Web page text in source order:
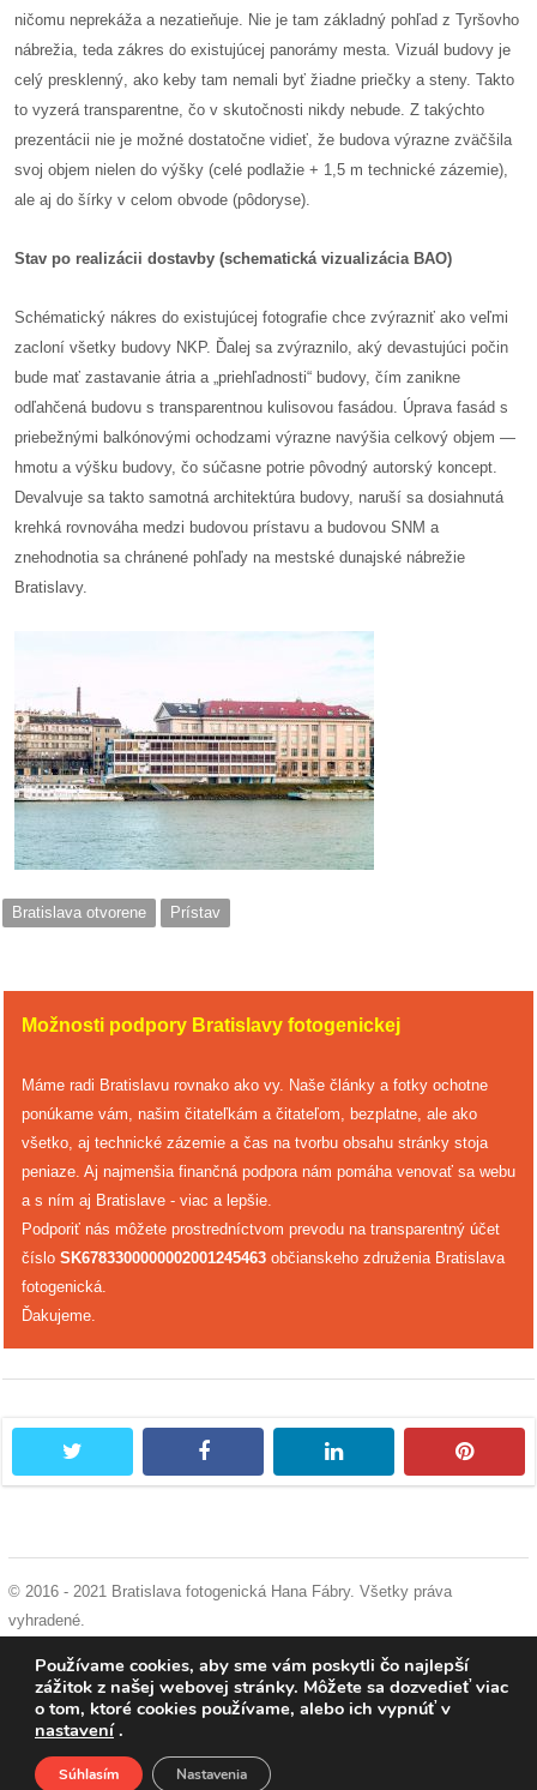
ničomu neprekáža a nezatieňuje. Nie je tam základný pohľad z Tyršovho
nábrežia, teda zákres do existujúcej panorámy mesta. Vizuál budovy je
celý presklenný, ako keby tam nemali byť žiadne priečky a steny. Takto
to vyzerá transparentne, čo v skutočnosti nikdy nebude. Z takýchto
prezentácii nie je možné dostatočne vidieť, že budova výrazne zväčšila
svoj objem nielen do výšky (celé podlažie + 1,5 m technické zázemie),
ale aj do šírky v celom obvode (pôdoryse).
Stav po realizácii dostavby (schematická vizualizácia BAO)
Schématický nákres do existujúcej fotografie chce zvýrazniť ako veľmi
zacloní všetky budovy NKP. Ďalej sa zvýraznilo, aký devastujúci počin
bude mať zastavanie átria a „priehľadnosti“ budovy, čím zanikne
odľahčená budovu s transparentnou kulisovou fasádou. Úprava fasád s
priebežnými balkónovými ochodzami výrazne navýšia celkový objem —
hmotu a výšku budovy, čo súčasne potrie pôvodný autorský koncept.
Devalvuje sa takto samotná architektúra budovy, naruší sa dosiahnutá
krehká rovnováha medzi budovou prístavu a budovou SNM a
znehodnotia sa chránené pohľady na mestské dunajské nábrežie
Bratislavy.
Bratislava otvorene Prístav
Možnosti podpory Bratislavy fotogenickej
Máme radi Bratislavu rovnako ako vy. Naše články a fotky ochotne
ponúkame vám, našim čitateľkám a čitateľom, bezplatne, ale ako
všetko, aj technické zázemie a čas na tvorbu obsahu stránky stoja
peniaze. Aj najmenšia finančná podpora nám pomáha venovať sa webu
a s ním aj Bratislave - viac a lepšie.
Podporiť nás môžete prostredníctvom prevodu na transparentný účet
číslo SK6783300000002001245463 občianskeho združenia Bratislava
fotogenická.
Ďakujeme.
facebook linkedin
© 2016 - 2021 Bratislava fotogenická Hana Fábry. Všetky práva
vyhradené.
cookies
Domov O nás
Používame cookies, aby sme vám poskytli čo najlepší
zážitok z našej webovej stránky. Môžete sa dozvedieť viac
o tom, ktoré cookies používame, alebo ich vypnúť v
nastavení .
Súhlasím Nastavenia